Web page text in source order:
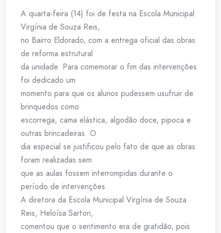
A quarta-feira (14) foi de festa na Escola Municipal
Virgínia de Souza Reis,
no Bairro Eldorado, com a entrega oficial das obras
de reforma estrutural
da unidade. Para comemorar o fim das intervenções
foi dedicado um
momento para que os alunos pudessem usufruir de
brinquedos como
escorrega, cama elástica, algodão doce, pipoca e
outras brincadeiras. O
dia especial se justificou pelo fato de que as obras
foram realizadas sem
que as aulas fossem interrompidas durante o
período de intervenções.
A diretora da Escola Municipal Virgínia de Souza
Reis, Heloísa Sartori,
comentou que o sentimento era de gratidão, pois